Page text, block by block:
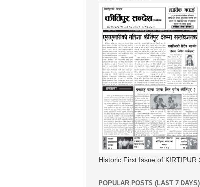
Historic First Issue of KIRTIPUR
POPULAR POSTS (LAST 7 DAYS)